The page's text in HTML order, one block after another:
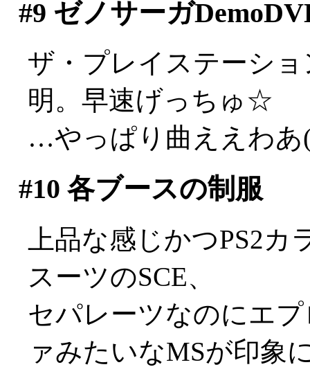
#9 ゼノサーガ
ザ・プレイステーシ
明。早速げっちゅ☆
…やっぱり曲ええわあ
#10 各ブースの制服
上品な感じかつPS2
スーツのSCE、
セパレーツなのにエ
ァみたいなMSが印象